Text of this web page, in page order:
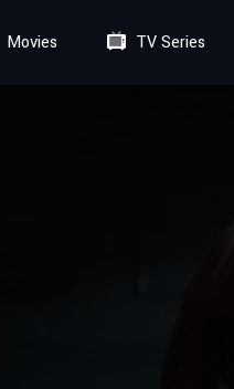
Movies TV Series